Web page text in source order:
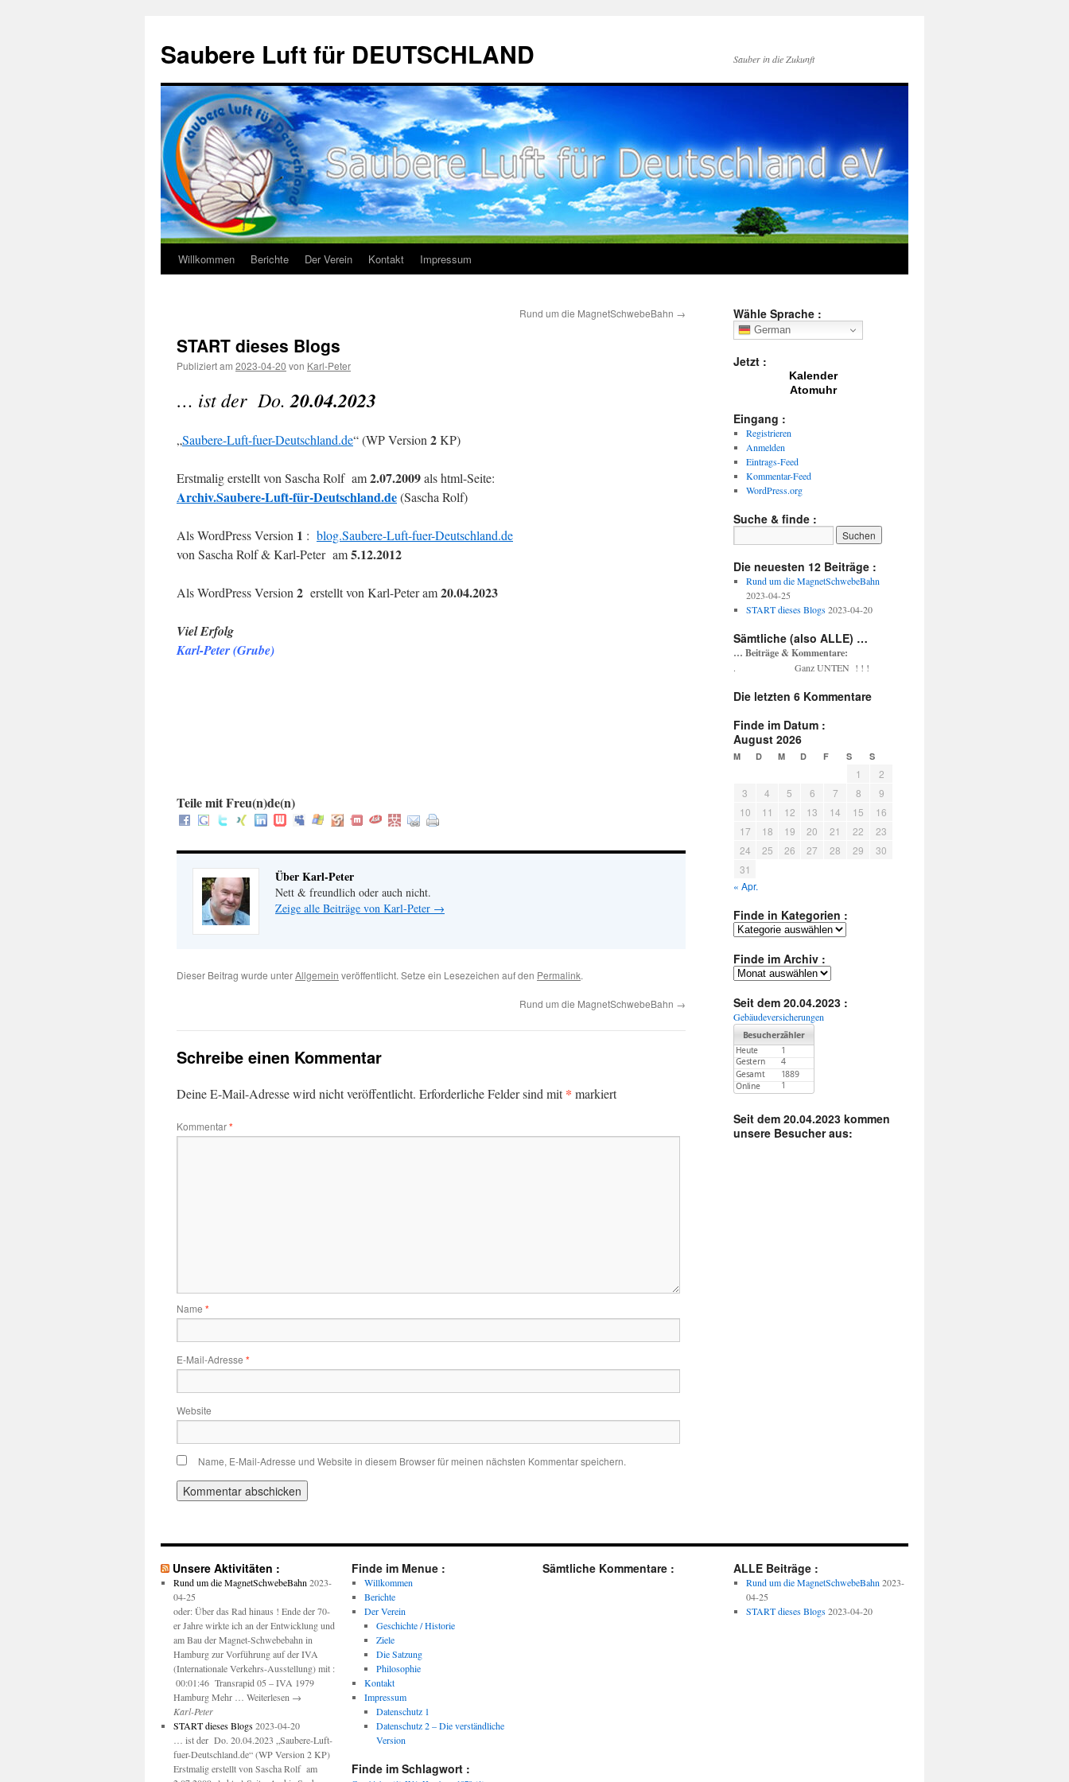
Saubere Luft für DEUTSCHLAND Sauber in die Zukunft
ZumWillkommen Berichte Der Verein Kontakt Impressum
Rund um die MagnetSchwebeBahn →
START dieses Blogs
Publiziert am 2023-04-20 von Karl-Peter
… ist der Do. 20.04.2023
„Saubere-Luft-fuer-Deutschland.de“ (WP Version 2KP)
Erstmalig erstellt von Sascha Rolf am2.07.2009als html-Seite:
Archiv.Saubere-Luft-für-Deutschland.de(Sascha Rolf)
Als WordPress Version 1 : blog.Saubere-Luft-fuer-Deutschland.de
von Sascha Rolf & Karl-Peter am5.12.2012
Als WordPress Version 2 erstellt von Karl-Peter am20.04.2023
Viel Erfolg
Karl-Peter (Grube)
Teile mit Freu(n)de(n)
Über Karl-Peter
Nett & freundlich oder auch nicht.
Zeige alle Beiträge von Karl-Peter →
Dieser Beitrag wurde unterAllgemein veröffentlicht. Setze ein Lesezeichen auf den Permalink.
Rund um die MagnetSchwebeBahn →
Schreibe einen Kommentar
Deine E-Mail-Adresse wird nicht veröffentlicht. Erforderliche Felder sind mit* markiert
Kommentar*
Name *
E-Mail-Adresse *
Website
Name, E-Mail-Adresse und Website in diesem Browser für meinen nächsten Kommentar speichern.
Wähle Sprache :
German
Jetzt :
Kalender
Atomuhr
Eingang :
Registrieren
Anmelden
Eintrags-Feed
Kommentar-Feed
WordPress.org
Suche & finde :
Die neuesten 12 Beiträge :
Rund um die MagnetSchwebeBahn
2023-04-25
START dieses Blogs 2023-04-20
Sämtliche (also ALLE) …
… Beiträge & Kommentare:
. Ganz UNTEN ! ! !
Die letzten 6 Kommentare
Finde im Datum :
August 2026
M D M D F S S
1
2
3
4 5 6 7 8
9
10
11 12 13 14 15
16
17
18 19 20 21 22
23
24
25 26 27 28 29
30
31
« Apr.
Finde in Kategorien :
Finde
Kategorien
Finde im Archiv :
Finde
Archiv
:
Seit dem 20.04.2023 :
Gebäudeversicherungen
Seit dem 20.04.2023 kommen
unsere Besucher aus:
Unsere Aktivitäten :
Rund um die MagnetSchwebeBahn 2023-
04-25
oder: Über das Rad hinaus ! Ende der 70-
er Jahre wirkte ich an der Entwicklung und
am Bau der Magnet-Schwebebahn in
Hamburg zur Vorführung auf der IVA
(Internationale Verkehrs-Ausstellung) mit :
00:01:46 Transrapid 05 – IVA 1979
Hamburg Mehr … Weiterlesen →
Karl-Peter
START dieses Blogs 2023-04-20
… ist der Do. 20.04.2023 „Saubere-Luft-
fuer-Deutschland.de“ (WP Version 2 KP)
Erstmalig erstellt von Sascha Rolf am
Finde im Menue :
Willkommen
Berichte
Der Verein
Geschichte / Historie
Ziele
Die Satzung
Philosophie
Kontakt
Impressum
Datenschutz 1
Datenschutz 2 – Die verständliche
Version
Finde im Schlagwort :
Sämtliche Kommentare : ALLE Beiträge :
Rund um die MagnetSchwebeBahn 2023-
04-25
START dieses Blogs 2023-04-20